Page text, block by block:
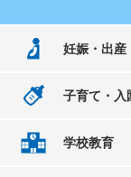
妊娠・出産
子育て・入
学校教育